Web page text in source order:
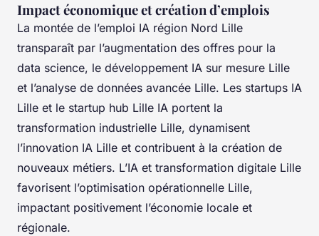
Impact économique et création d’emplois
La montée de l’emploi IA région Nord Lille
transparaît par l’augmentation des offres pour la
data science, le développement IA sur mesure Lille
et l’analyse de données avancée Lille. Les startups IA
Lille et le startup hub Lille IA portent la
transformation industrielle Lille, dynamisent
l’innovation IA Lille et contribuent à la création de
nouveaux métiers. L’IA et transformation digitale Lille
favorisent l’optimisation opérationnelle Lille,
impactant positivement l’économie locale et
régionale.